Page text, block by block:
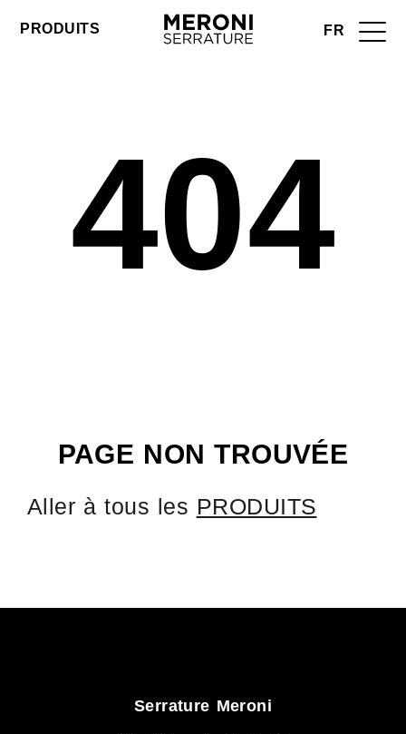
PRODUITS FR
404
PAGE NON TROUVÉE
Aller à tous les PRODUITS
Serrature Meroni